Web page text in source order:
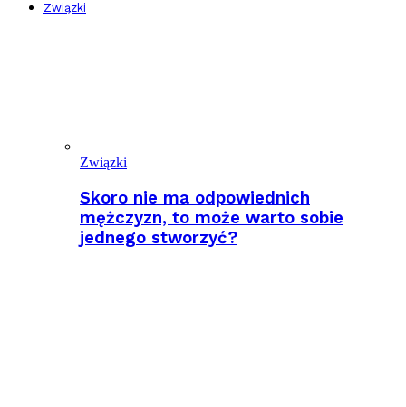
Związki
Związki
Skoro nie ma odpowiednich
mężczyzn, to może warto sobie
jednego stworzyć?